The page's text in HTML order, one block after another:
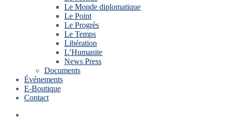
Le Monde diplomatique
Le Point
Le Progrès
Le Temps
Libération
L’Humanite
News Press
Documents
Événements
E-Boutique
Contact